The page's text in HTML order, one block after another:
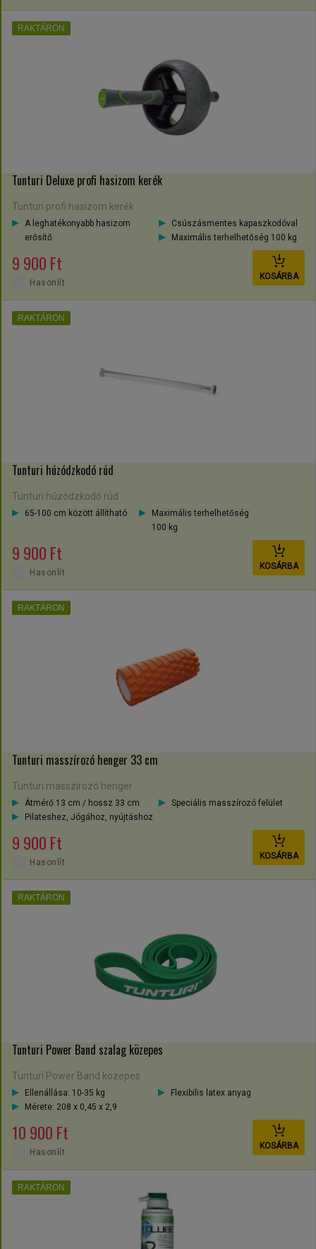
Tunturi Deluxe profi hasizom kerék
Tunturi profi hasizom kerék
A leghatékonyabb hasizom
erősítő
Csúszásmentes kapaszkodóval
Maximális terhelhetőség 100 kg
9 900 Ft
KOSÁRBA
RAKTÁRON
Hasonlít
Tunturi húzódzkodó rúd
Tunturi húzódzkodó rúd
65-100 cm között állítható
Maximális terhelhetőség
100 kg
9 900 Ft
KOSÁRBA
RAKTÁRON
Hasonlít
Tunturi masszírozó henger 33 cm
Tunturi masszírozó henger
Átmérő 13 cm / hossz 33 cm
Speciális masszírozó felület
Pilateshez, Jógához, nyújtáshoz
9 900 Ft
KOSÁRBA
RAKTÁRON
Hasonlít
Tunturi Power Band szalag közepes
Tunturi Power Band közepes
Ellenállása: 10-35 kg
Flexibilis latex anyag
Mérete: 208 x 0,45 x 2,9
10 900 Ft
KOSÁRBA
RAKTÁRON
Hasonlít
RAKTÁRON